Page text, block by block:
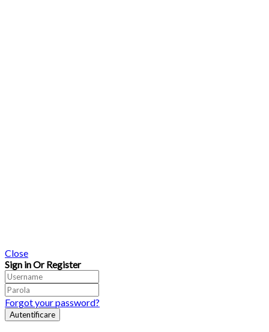
Close
Sign in Or Register
Forgot your password?